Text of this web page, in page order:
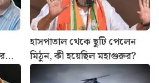
হাসপাতাল থেকে ছুটি পেলেন
মিঠুন, কী হয়েছিল মহাগুরুর?